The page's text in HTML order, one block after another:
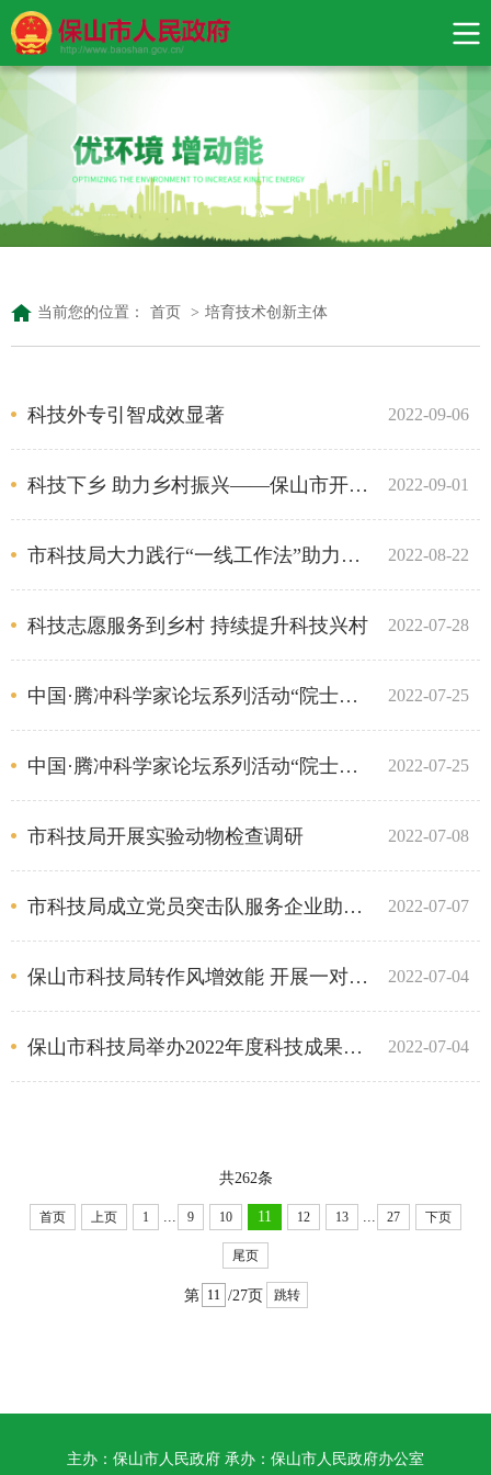
当前您的位置： 首页 > 培育技术创新主体
科技外专引智成效显著 2022-09-06
科技下乡 助力乡村振兴——保山市开展2022年“科技下乡”集中示范活动 2022-09-01
市科技局大力践行“一线工作法”助力蒲缥镇大田村乡村产业振兴 2022-08-22
科技志愿服务到乡村 持续提升科技兴村 2022-07-28
中国·腾冲科学家论坛系列活动“院士讲坛”二期开讲 2022-07-25
中国·腾冲科学家论坛系列活动“院士讲坛”首期开讲 2022-07-25
市科技局开展实验动物检查调研 2022-07-08
市科技局成立党员突击队服务企业助企纾困 服务乡村振兴巩固拓展脱贫攻坚成果 2022-07-07
保山市科技局转作风增效能 开展一对一服务 助力企业创新发展 2022-07-04
保山市科技局举办2022年度科技成果转化暨创新创业培训班 2022-07-04
共262条
首页 上页 1 9 10 11 12 13 27 下页
尾页
第 /27页 跳转
主办：保山市人民政府 承办：保山市人民政府办公室